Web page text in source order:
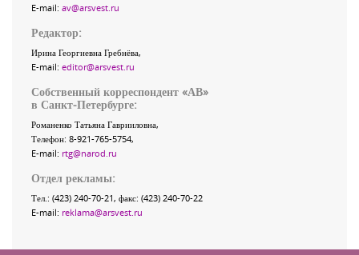
E-mail: av@arsvest.ru
Редактор:
Ирина Георгиевна Гребнёва,
E-mail: editor@arsvest.ru
Собственный корреспондент «АВ»
в Санкт-Петербурге:
Романенко Татьяна Гаврииловна,
Телефон: 8-921-765-5754,
E-mail: rtg@narod.ru
Отдел рекламы:
Тел.: (423) 240-70-21, факс: (423) 240-70-22
E-mail: reklama@arsvest.ru